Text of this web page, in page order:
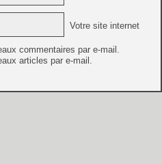
Votre site internet
commentaires par e-mail.
articles par e-mail.